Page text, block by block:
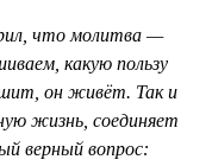
что молитва —
какую пользу
он живёт. Так и
жизнь, соединяет
верный вопрос: